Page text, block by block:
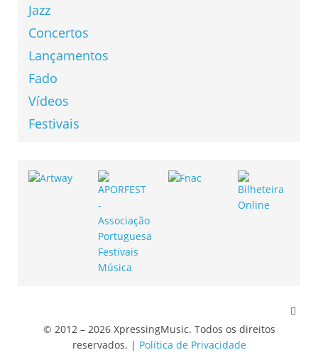
Jazz
Concertos
Lançamentos
Fado
Vídeos
Festivais
© 2012 – 2026 XpressingMusic. Todos os direitos
reservados. | Política de Privacidade